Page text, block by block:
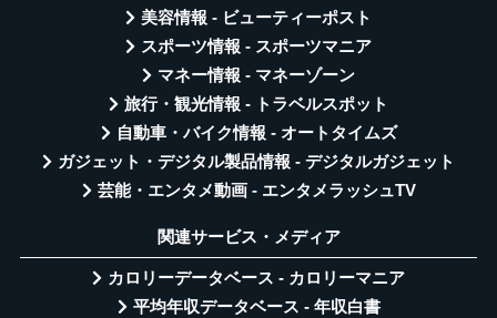
美容情報 - ビューティーポスト
スポーツ情報 - スポーツマニア
マネー情報 - マネーゾーン
旅行・観光情報 - トラベルスポット
自動車・バイク情報 - オートタイムズ
ガジェット・デジタル製品情報 - デジタルガジェット
芸能・エンタメ動画 - エンタメラッシュTV
関連サービス・メディア
カロリーデータベース - カロリーマニア
平均年収データベース - 年収白書